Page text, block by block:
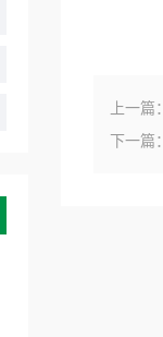
上一篇：
下一篇：